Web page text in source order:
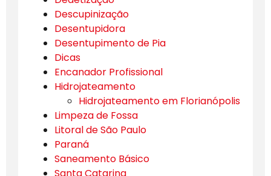
Descupinização
Desentupidora
Desentupimento de Pia
Dicas
Encanador Profissional
Hidrojateamento
Hidrojateamento em Florianópolis
Limpeza de Fossa
Litoral de São Paulo
Paraná
Saneamento Básico